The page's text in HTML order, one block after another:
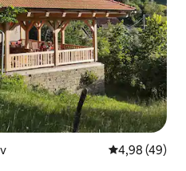
4,98 de uma
4,98 (49)